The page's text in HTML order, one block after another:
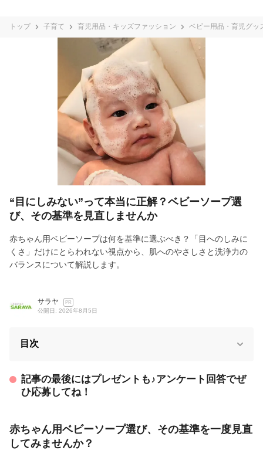
トップ 子育て 育児用品・キッズファッション ベビー用品・育児グッ
“目にしみない”って本当に正解？ベビーソープ選
び、その基準を見直しませんか
赤ちゃん用ベビーソープは何を基準に選ぶべき？「目へのしみに
くさ」だけにとらわれない視点から、肌へのやさしさと洗浄力の
バランスについて解説します。
サラヤ PR
公開日: 2026年8月5日
目次
記事の最後にはプレゼントも♪アンケート回答でぜ
ひ応募してね！
赤ちゃん用ベビーソープ選び、その基準を一度見直
してみませんか？